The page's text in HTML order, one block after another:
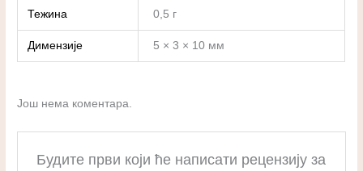
Тежина 0,5 г
Димензије 5 × 3 × 10 мм
Још нема коментара.
Будите први који ће написати рецензију за